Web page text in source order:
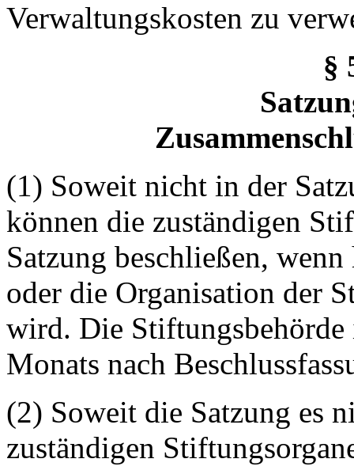
Verwaltungskosten zu
§
(1) Soweit nicht in der
können die zuständigen
Satzung beschließen,
oder die Organisation der
wird. Die
Monats nach
(2) Soweit die Satzung es
zuständigen